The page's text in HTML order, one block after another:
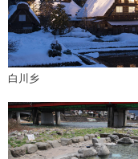
白川乡